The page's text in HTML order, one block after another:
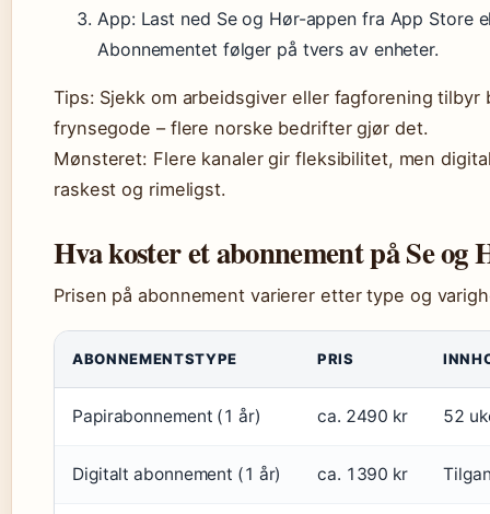
App: Last ned Se og Hør-appen fra App Store
Abonnementet følger på tvers av enheter.
Tips: Sjekk om arbeidsgiver eller fagforening tilbyr
frynsegode – flere norske bedrifter gjør det.
Mønsteret: Flere kanaler gir fleksibilitet, men
raskest og rimeligst.
Hva koster et abonnement på Se og
Prisen på abonnement varierer etter type og
ABONNEMENTSTYPE PRIS
Papirabonnement (1 år) ca. 2490 kr 52
Digitalt abonnement (1 år) ca. 1390 kr